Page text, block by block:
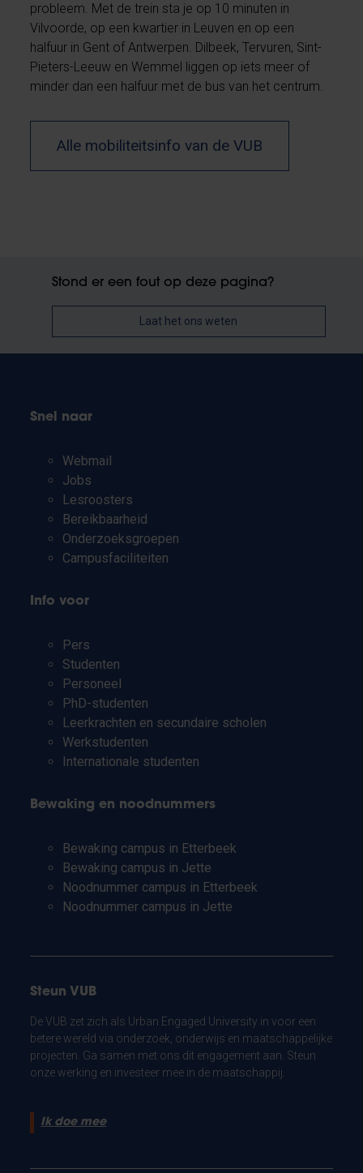
probleem. Met de trein sta je op 10 minuten in
Vilvoorde, op een kwartier in Leuven en op een
halfuur in Gent of Antwerpen. Dilbeek, Tervuren, Sint-
Pieters-Leeuw en Wemmel liggen op iets meer of
minder dan een halfuur met de bus van het centrum.
Alle mobiliteitsinfo van de VUB
Stond er een fout op deze pagina?
Laat het ons weten
Snel naar
Webmail
Jobs
Lesroosters
Bereikbaarheid
Onderzoeksgroepen
Campusfaciliteiten
Info voor
Pers
Studenten
Personeel
PhD-studenten
Leerkrachten en secundaire scholen
Werkstudenten
Internationale studenten
Bewaking en noodnummers
Bewaking campus in Etterbeek
Bewaking campus in Jette
Noodnummer campus in Etterbeek
Noodnummer campus in Jette
Steun VUB
De VUB zet zich als Urban Engaged University in voor een
betere wereld via onderzoek, onderwijs en maatschappelijke
projecten. Ga samen met ons dit engagement aan. Steun
onze werking en investeer mee in de maatschappij.
Ik doe mee